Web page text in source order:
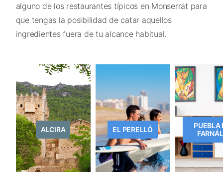
alguno de los restaurantes típicos en Monserrat para
que tengas la posibilidad de catar aquellos
ingredientes fuera de tu alcance habitual.
ALCIRA EL PERELLÓ
PUEBLA